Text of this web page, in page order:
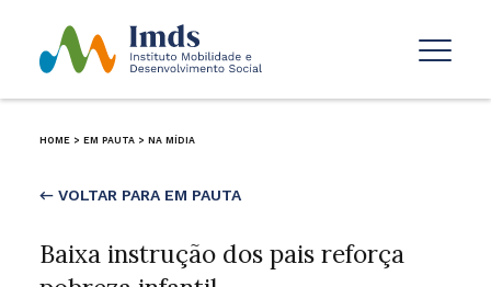
HOME > EM PAUTA > NA MÍDIA
← VOLTAR PARA EM PAUTA
Baixa instrução dos pais reforça